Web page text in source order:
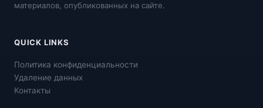
материалов, опубликованных на сайте.
QUICK LINKS
Политика конфиденциальности
Удаление данных
Контакты